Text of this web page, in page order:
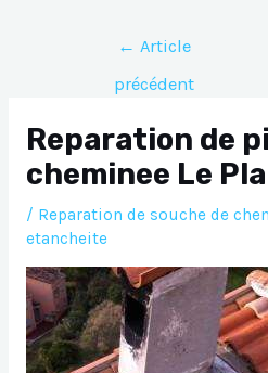
l’article
← Article
précédent
Reparation de
cheminee Le
/ Reparation de souche de
etancheite